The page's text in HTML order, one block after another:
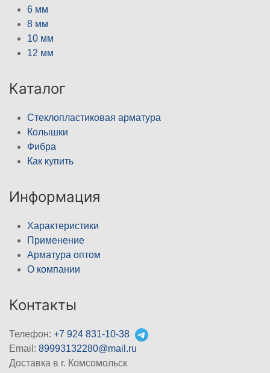
6 мм
8 мм
10 мм
12 мм
Каталог
Стеклопластиковая арматура
Колышки
Фибра
Как купить
Информация
Характеристики
Применение
Арматура оптом
О компании
Контакты
Телефон: +7 924 831-10-38
Email: 89993132280@mail.ru
Доставка в г. Комсомольск